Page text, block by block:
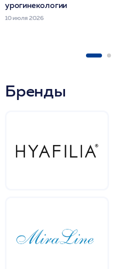
урогинекологии
10 июля 2026
Бренды